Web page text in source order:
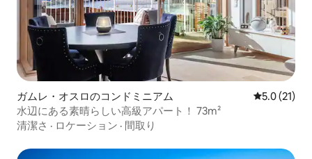
ガムレ・オスロのコンドミニアム レビュー21
5.0 (21)
水辺にある素晴らしい高級アパート！ 73m²
清潔さ · ロケーション · 間取り